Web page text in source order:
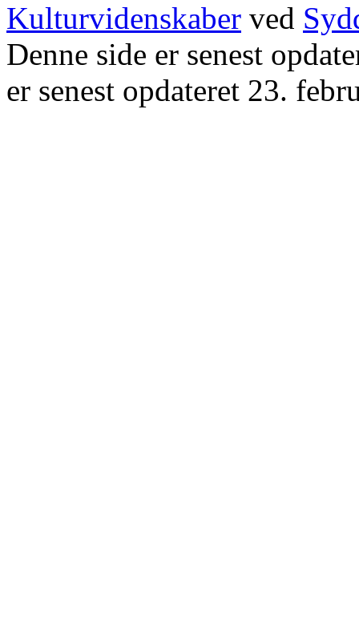
Kulturvidenskaber ved
Denne side er senest
er senest opdateret 23.